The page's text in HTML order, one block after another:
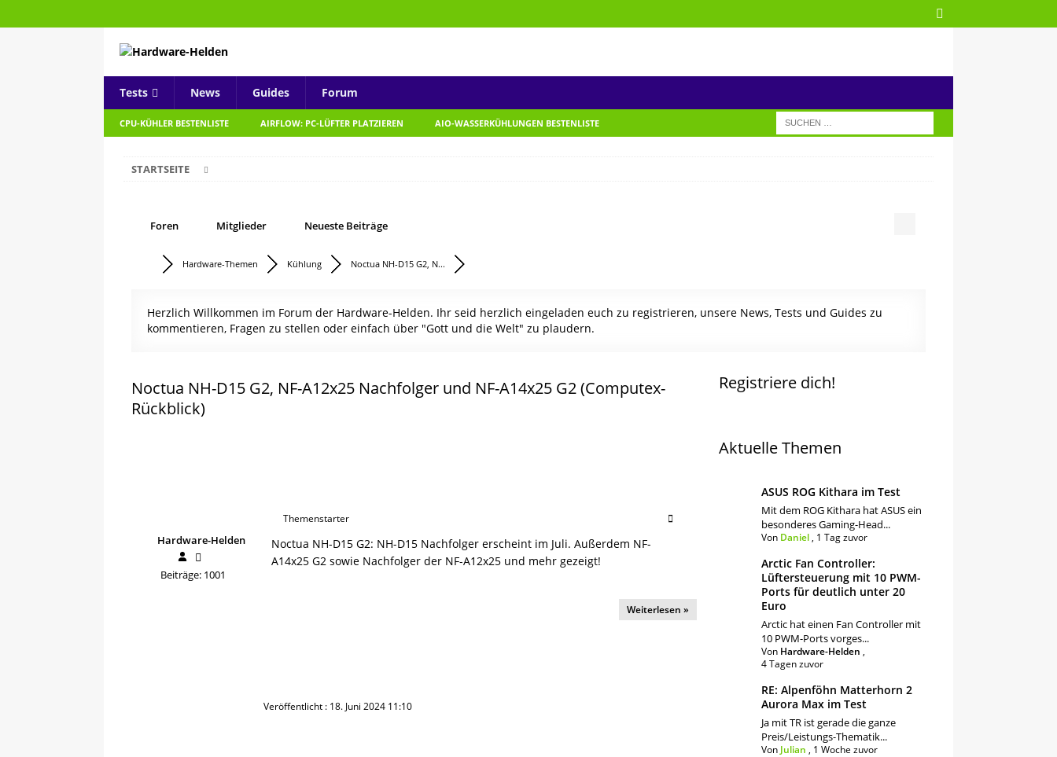
Tests News Guides Forum
CPU-KÜHLER BESTENLISTE AIRFLOW: PC-LÜFTER PLATZIEREN AIO-WASSERKÜHLUNGEN BESTENLISTE
STARTSEITE
Foren Mitglieder Neueste Beiträge
Hardware-Themen Kühlung Noctua NH-D15 G2, N...
Herzlich Willkommen im Forum der Hardware-Helden. Ihr seid herzlich eingeladen euch zu registrieren, unsere News, Tests und Guides zu
kommentieren, Fragen zu stellen oder einfach über "Gott und die Welt" zu plaudern.
Noctua NH-D15 G2, NF-A12x25 Nachfolger und NF-A14x25 G2 (Computex-
Rückblick)
Hardware-Helden
Beiträge: 1001
Themenstarter
Noctua NH-D15 G2: NH-D15 Nachfolger erscheint im Juli. Außerdem NF-
A14x25 G2 sowie Nachfolger der NF-A12x25 und mehr gezeigt!
Weiterlesen »
Veröffentlicht : 18. Juni 2024 11:10
Registriere dich!
Aktuelle Themen
ASUS ROG Kithara im Test
Mit dem ROG Kithara hat ASUS ein
besonderes Gaming-Head...
Von Daniel, 1 Tag zuvor
Arctic Fan Controller:
Lüftersteuerung mit 10 PWM-
Ports für deutlich unter 20
Euro
Arctic hat einen Fan Controller mit
10 PWM-Ports vorges...
Von Hardware-Helden ,
4 Tagen zuvor
RE: Alpenföhn Matterhorn 2
Aurora Max im Test
Ja mit TR ist gerade die ganze
Preis/Leistungs-Thematik...
Von Julian , 1 Woche zuvor